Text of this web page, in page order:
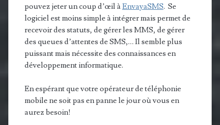
pouvez jeter un coup d’œil àEnvayaSMS. Se
logiciel est moins simple à intégrer mais permet de
recevoir des statuts, de gérer les MMS, de gérer
des queues d’attentes de SMS,… Il semble plus
puissant mais nécessite des connaissances en
développement informatique.
En espérant que votre opérateur de téléphonie
mobile ne soit pas en panne le jour où vous en
aurez besoin!